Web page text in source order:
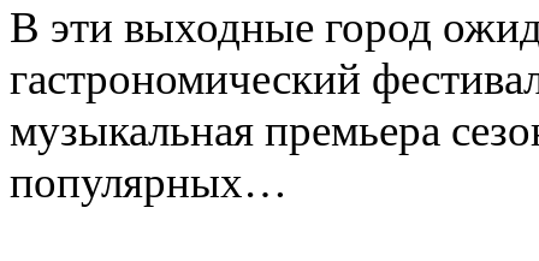
В эти выходные город
гастрономический
музыкальная премьера
популярных…